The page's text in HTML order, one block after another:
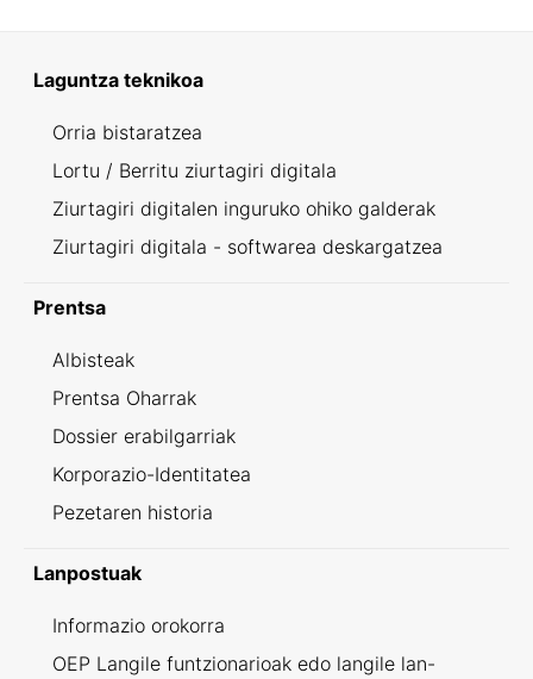
Laguntza teknikoa
Orria bistaratzea
Lortu / Berritu ziurtagiri digitala
Ziurtagiri digitalen inguruko ohiko galderak
Ziurtagiri digitala - softwarea deskargatzea
Prentsa
Albisteak
Prentsa Oharrak
Dossier erabilgarriak
Korporazio-Identitatea
Pezetaren historia
Lanpostuak
Informazio orokorra
OEP Langile funtzionarioak edo langile lan-